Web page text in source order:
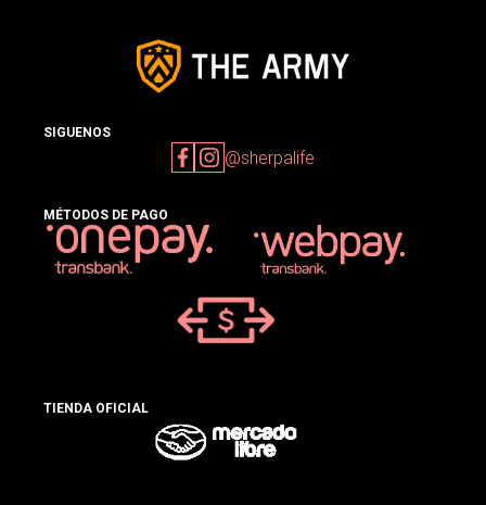
SIGUENOS
@sherpalife
MÉTODOS DE PAGO
TIENDA OFICIAL